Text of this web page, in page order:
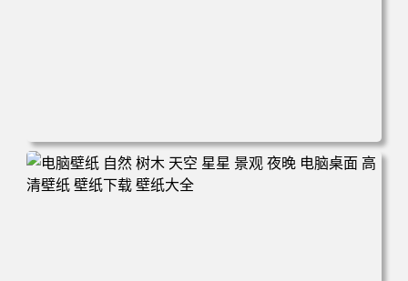
电脑壁纸 自然 水 海滩 冰岛 黑沙 大海 电脑桌面 高清壁纸
壁纸下载 壁纸大全